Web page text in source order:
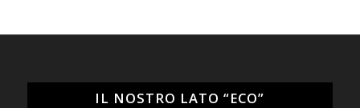
IL NOSTRO LATO “ECO”